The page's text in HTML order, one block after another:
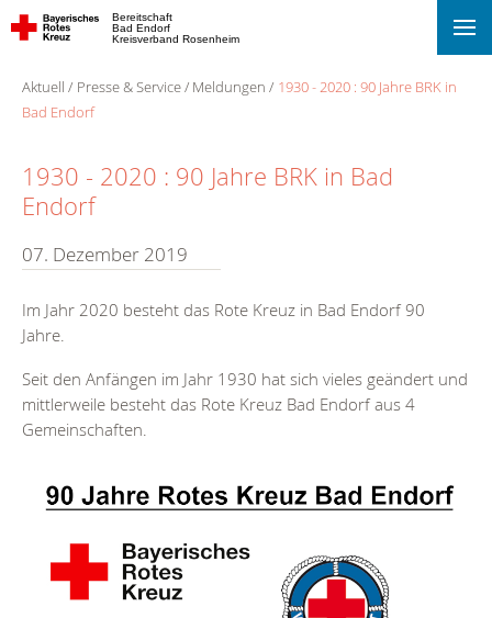
Bereitschaft
Bad Endorf
Kreisverband Rosenheim
Aktuell Presse & Service Meldungen
1930 - 2020 : 90 Jahre BRK in
Bad Endorf
1930 - 2020 : 90 Jahre BRK in Bad
Endorf
07. Dezember 2019
Im Jahr 2020 besteht das Rote Kreuz in Bad Endorf 90
Jahre.
Seit den Anfängen im Jahr 1930 hat sich vieles geändert und
mittlerweile besteht das Rote Kreuz Bad Endorf aus 4
Gemeinschaften.